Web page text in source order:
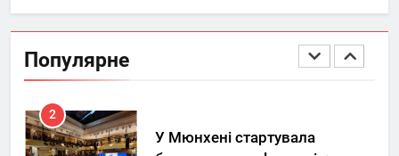
Популярне
вдосконалювати Patriot,
передаючи дані про удари РФ
2
У Мюнхені стартувала